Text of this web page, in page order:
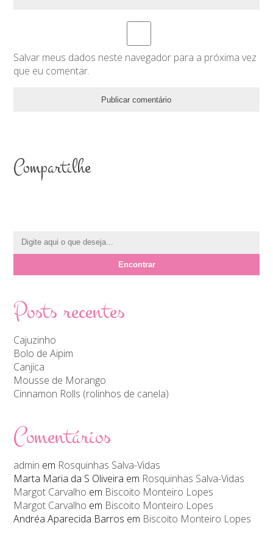
Salvar meus dados neste navegador para a próxima vez
que eu comentar.
Compartilhe
Posts recentes
Cajuzinho
Bolo de Aipim
Canjica
Mousse de Morango
Cinnamon Rolls (rolinhos de canela)
Comentários
admin em Rosquinhas Salva-Vidas
Marta Maria da S Oliveira em Rosquinhas Salva-Vidas
Margot Carvalho em Biscoito Monteiro Lopes
Margot Carvalho em Biscoito Monteiro Lopes
Andréa Aparecida Barros em Biscoito Monteiro Lopes